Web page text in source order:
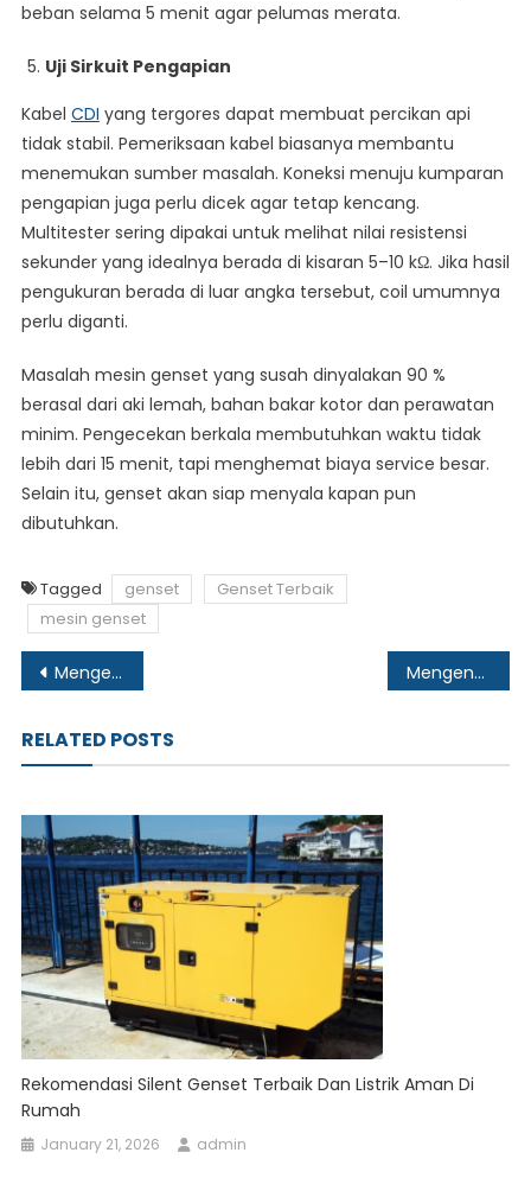
beban selama 5 menit agar pelumas merata.
Uji Sirkuit Pengapian
Kabel CDI yang tergores dapat membuat percikan api
tidak stabil. Pemeriksaan kabel biasanya membantu
menemukan sumber masalah. Koneksi menuju kumparan
pengapian juga perlu dicek agar tetap kencang.
Multitester sering dipakai untuk melihat nilai resistensi
sekunder yang idealnya berada di kisaran 5–10 kΩ. Jika hasil
pengukuran berada di luar angka tersebut, coil umumnya
perlu diganti.
Masalah mesin genset yang susah dinyalakan 90 %
berasal dari aki lemah, bahan bakar kotor dan perawatan
minim. Pengecekan berkala membutuhkan waktu tidak
lebih dari 15 menit, tapi menghemat biaya service besar.
Selain itu, genset akan siap menyala kapan pun
dibutuhkan.
Tagged genset
Genset Terbaik
mesin genset
Post
Mengenal Cetak Kemasan dan Keunggulannya untuk Berbagai Produk Mengenal Jenis Sertifikasi Greenship oleh Green Building Council Indonesia (GBCI)
RELATED POSTS
Rekomendasi Silent Genset Terbaik Dan Listrik Aman Di
Rumah
January 21, 2026 admin